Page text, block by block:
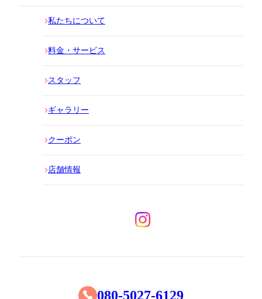
私たちについて
料金・サービス
スタッフ
ギャラリー
クーポン
店舗情報
080-5027-6129